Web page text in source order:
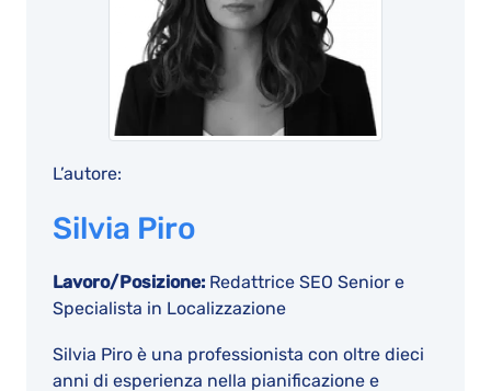
L’autore:
Silvia Piro
Lavoro/Posizione: Redattrice SEO Senior e
Specialista in Localizzazione
Silvia Piro è una professionista con oltre dieci
anni di esperienza nella pianificazione e